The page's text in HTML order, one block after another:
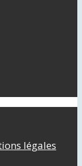
légales